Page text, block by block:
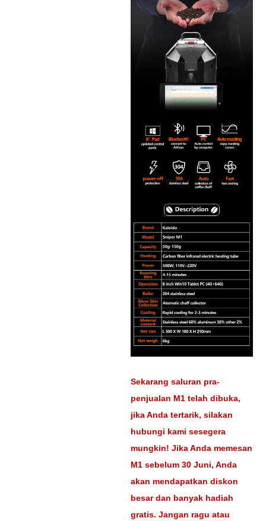
Sekarang saluran pra-
penjualan M1 telah dibuka,
jika Anda tertarik, silakan
hubungi kami sesegera
mungkin! Jika Anda memesan
M1 sebelum 30 Juni, Anda
akan mendapatkan diskon
besar dan banyak hadiah
gratis. Jangan ragu atau